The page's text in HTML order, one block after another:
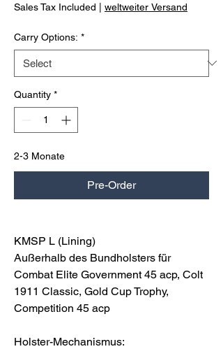
Sales Tax Included weltweiter Versand
Carry Options: *
Quantity *
2-3 Monate
Pre-Order
KMSP L (Lining)
Außerhalb des Bundholsters für
Combat Elite Government 45 acp, Colt
1911 Classic, Gold Cup Trophy,
Competition 45 acp
Holster-Mechanismus: